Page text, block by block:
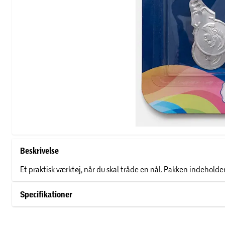
Beskrivelse
Et praktisk værktøj, når du skal tråde en nål. Pakken
Specifikationer